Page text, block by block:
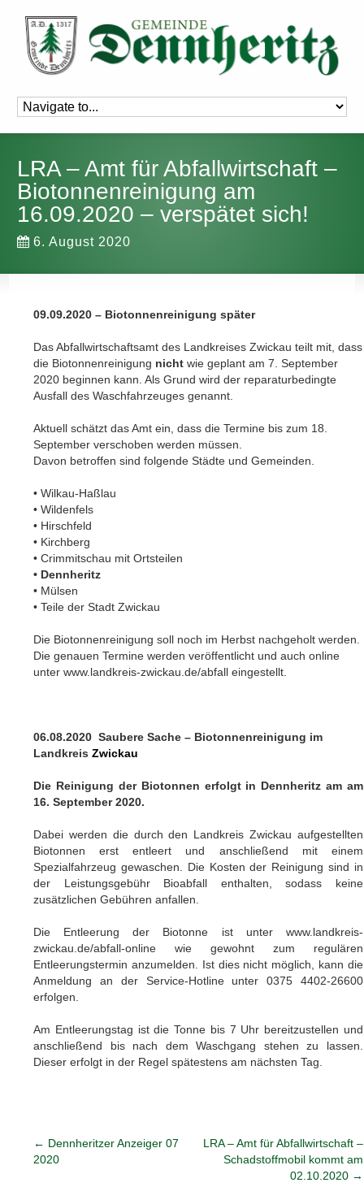
LRA – Amt für Abfallwirtschaft –
Biotonnenreinigung am
16.09.2020 – verspätet sich!
6. August 2020
09.09.2020 – Biotonnenreinigung später
Das Abfallwirtschaftsamt des Landkreises Zwickau teilt mit, dass
die Biotonnenreinigung nicht wie geplant am 7. September
2020 beginnen kann. Als Grund wird der reparaturbedingte
Ausfall des Waschfahrzeuges genannt.
Aktuell schätzt das Amt ein, dass die Termine bis zum 18.
September verschoben werden müssen.
Davon betroffen sind folgende Städte und Gemeinden.
• Wilkau-Haßlau
• Wildenfels
• Hirschfeld
• Kirchberg
• Crimmitschau mit Ortsteilen
• Dennheritz
• Mülsen
• Teile der Stadt Zwickau
Die Biotonnenreinigung soll noch im Herbst nachgeholt werden.
Die genauen Termine werden veröffentlicht und auch online
unter www.landkreis-zwickau.de/abfall eingestellt.
06.08.2020 Saubere Sache – Biotonnenreinigung im
LandkreisZwickau
Die Reinigung der Biotonnen erfolgt in Dennheritz am am
16. September 2020.
Dabei werden die durch den Landkreis Zwickau aufgestellten
Biotonnen erst entleert und anschließend mit einem
Spezialfahrzeug gewaschen. Die Kosten der Reinigung sind in
der Leistungsgebühr Bioabfall enthalten, sodass keine
zusätzlichen Gebühren anfallen.
Die Entleerung der Biotonne ist unter www.landkreis-
zwickau.de/abfall-online wie gewohnt zum regulären
Entleerungstermin anzumelden. Ist dies nicht möglich, kann die
Anmeldung an der Service-Hotline unter 0375 4402-26600
erfolgen.
Am Entleerungstag ist die Tonne bis 7 Uhr bereitzustellen und
anschließend bis nach dem Waschgang stehen zu lassen.
Dieser erfolgt in der Regel spätestens am nächsten Tag.
← Dennheritzer Anzeiger 07
2020
LRA – Amt für Abfallwirtschaft –
Schadstoffmobil kommt am
02.10.2020 →